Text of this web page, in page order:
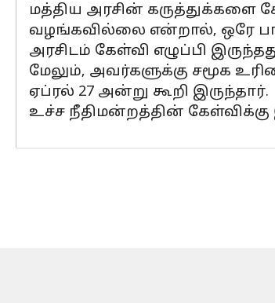
மத்திய அரசின் கருத்துக்களை
வழங்கவில்லை என்றால், ஒரே
அரசிடம் கேள்வி எழுப்பி
மேலும், அவர்களுக்கு சமூக
ஏப்ரல் 27 அன்று கூறி இருந்தார்.
உச்ச நீதிமன்றத்தின் கேள்விக்கு